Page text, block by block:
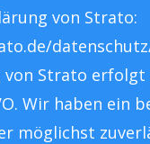
von Strato:
von Strato
Wir haben ein
möglichst